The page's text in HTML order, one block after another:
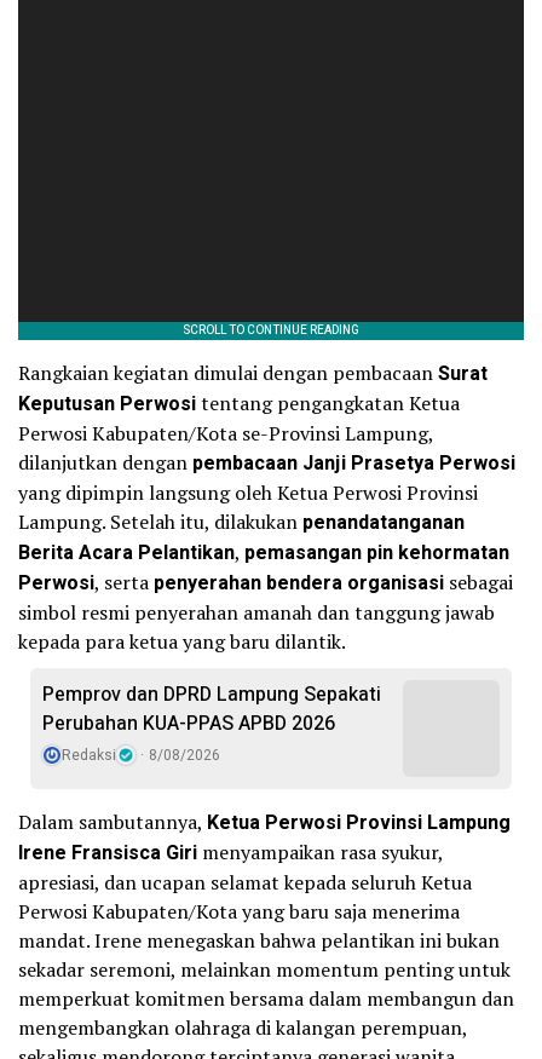
Rangkaian kegiatan dimulai dengan pembacaanSurat
Keputusan Perwositentang pengangkatan Ketua
Perwosi Kabupaten/Kota se-Provinsi Lampung,
dilanjutkan dengan pembacaan Janji Prasetya Perwosi
yang dipimpin langsung oleh Ketua Perwosi Provinsi
Lampung. Setelah itu, dilakukan penandatanganan
Berita Acara Pelantikan, pemasangan pin kehormatan
Perwosi, serta penyerahan bendera organisasi sebagai
simbol resmi penyerahan amanah dan tanggung jawab
kepada para ketua yang baru dilantik.
Pemprov dan DPRD Lampung Sepakati
Perubahan KUA-PPAS APBD 2026
Redaksi 8/08/2026
Dalam sambutannya, Ketua Perwosi Provinsi Lampung
Irene Fransisca Giri menyampaikan rasa syukur,
apresiasi, dan ucapan selamat kepada seluruh Ketua
Perwosi Kabupaten/Kota yang baru saja menerima
mandat. Irene menegaskan bahwa pelantikan ini bukan
sekadar seremoni, melainkan momentum penting untuk
memperkuat komitmen bersama dalam membangun dan
mengembangkan olahraga di kalangan perempuan,